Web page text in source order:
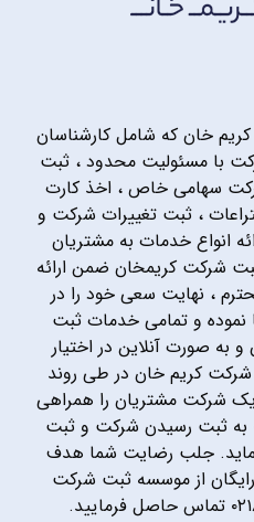
خان که شامل کارشناسان
با مسئولیت محدود ، ثبت
سهامی خاص ، اخذ کارت
، ثبت تغییرات شرکت و
انواع خدمات به مشتریان
شرکت کریمخان ضمن ارائه
، نهایت سعی خود را در
و تمامی خدمات ثبت
به صورت آنلاین در اختیار
کریم خان در طی روند
یک شرکت مشتریان را همراهی
به ثبت رسیدن شرکت و ثبت
نماید. جلب رضایت شما هدف
از موسسه ثبت شرکت